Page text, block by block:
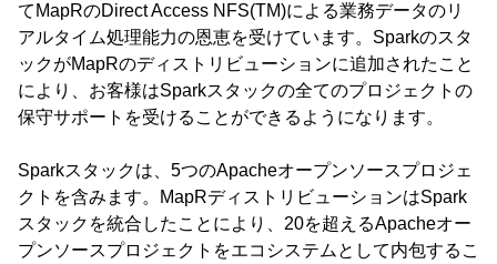
てMapRのDirect Access NFS(TM)による業務データのリ
アルタイム処理能力の恩恵を受けています。Sparkのスタ
ックがMapRのディストリビューションに追加されたこと
により、お客様はSparkスタックの全てのプロジェクトの
保守サポートを受けることができるようになります。
Sparkスタックは、5つのApacheオープンソースプロジェ
クトを含みます。MapRディストリビューションはSpark
スタックを統合したことにより、20を超えるApacheオー
プンソースプロジェクトをエコシステムとして内包するこ